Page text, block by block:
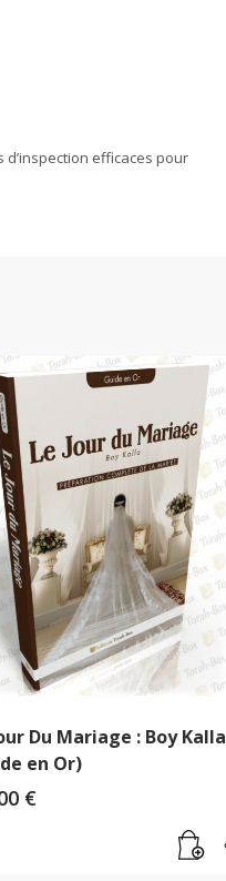
efficaces pour
Du Mariage : Boy Kalla
en Or)
€